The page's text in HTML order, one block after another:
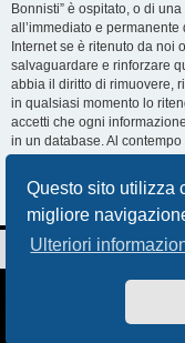
Questo sito utilizza
migliore
Ulteriori
Bonnisti” è ospitato, o di
all’immediato e
Internet se è ritenuto da noi
salvaguardare e rinforzare
abbia il diritto di rimuovere,
in qualsiasi momento lo
accetti che ogni
in un database. Al
nessuno senza il tuo
responsabili per qualsiasi
queste informazioni.
Sito Web Forum